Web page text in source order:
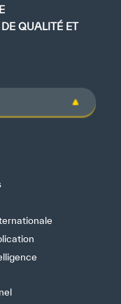
QUALITÉ ET